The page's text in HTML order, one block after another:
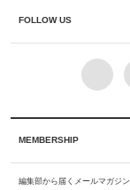
FOLLOW US
MEMBERSHIP
編集部から届くメールマガジ